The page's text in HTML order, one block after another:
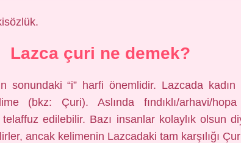
Lazca çuri ne demek?
sonundaki “i” harfi önemlidir. Lazcada kadın
(bkz: Çuri). Aslında fındıklı/arhavi/
edilebilir. Bazı insanlar kolaylık olsun
ancak kelimenin Lazcadaki tam karşılığı